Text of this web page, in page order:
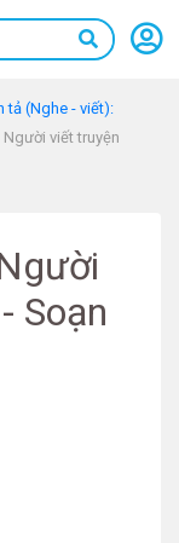
tả (Nghe - viết):
viết truyện
Soạn